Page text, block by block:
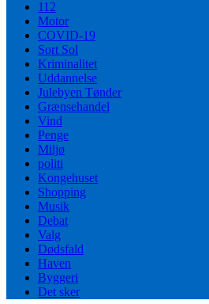
112
Motor
COVID-19
Sort Sol
Kriminalitet
Uddannelse
Julebyen Tønder
Grænsehandel
Vind
Penge
Miljø
politi
Kongehuset
Shopping
Musik
Debat
Valg
Dødsfald
Haven
Byggeri
Det sker